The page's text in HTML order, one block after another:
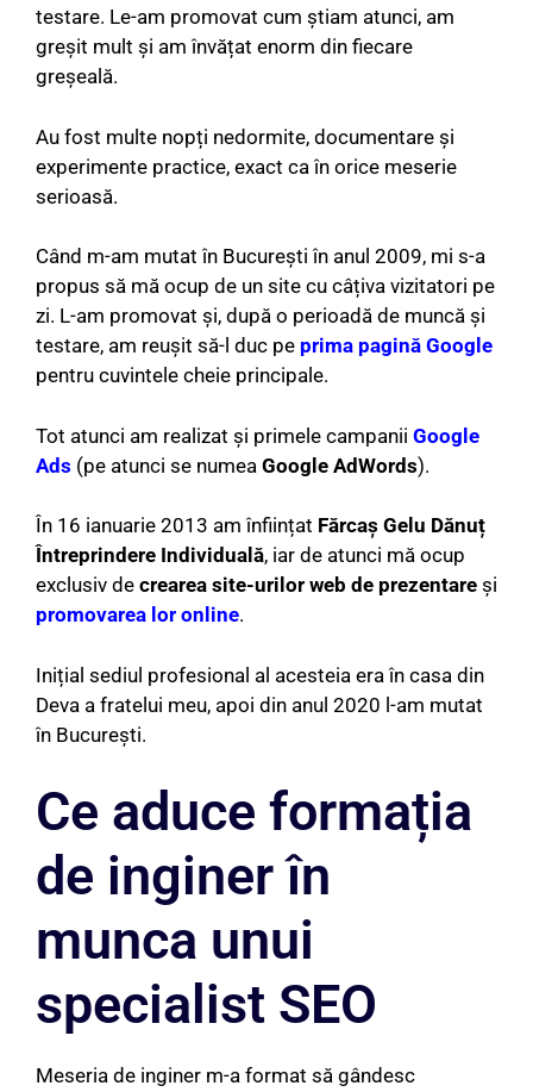
testare. Le-am promovat cum știam atunci, am
greșit mult și am învățat enorm din fiecare
greșeală.
Au fost multe nopți nedormite, documentare și
experimente practice, exact ca în orice meserie
serioasă.
Când m-am mutat în București în anul 2009, mi s-a
propus să mă ocup de un site cu câțiva vizitatori pe
zi. L-am promovat și, după o perioadă de muncă și
testare, am reușit să-l duc pe prima pagină Google
pentru cuvintele cheie principale.
Tot atunci am realizat și primele campanii Google
Ads (pe atunci se numea Google AdWords).
În 16 ianuarie 2013 am înființat Fărcaș Gelu Dănuț
Întreprindere Individuală, iar de atunci mă ocup
exclusiv de crearea site-urilor web de prezentare și
promovarea lor online.
Inițial sediul profesional al acesteia era în casa din
Deva a fratelui meu, apoi din anul 2020 l-am mutat
în București.
Ce aduce formația
de inginer în
munca unui
specialist SEO
Meseria de inginer m-a format să gândesc